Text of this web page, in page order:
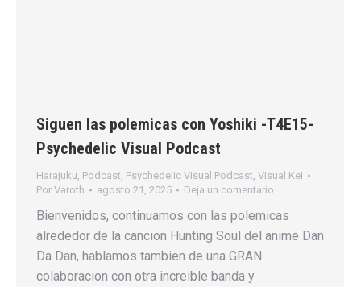
Siguen las polemicas con Yoshiki -T4E15-
Psychedelic Visual Podcast
Harajuku Podcast Psychedelic Visual Podcast Visual Kei
Por Varoth agosto 21, 2025 Deja un comentario
Bienvenidos, continuamos con las polemicas
alrededor de la cancion Hunting Soul del anime Dan
Da Dan, hablamos tambien de una GRAN
colaboracion con otra increible banda y